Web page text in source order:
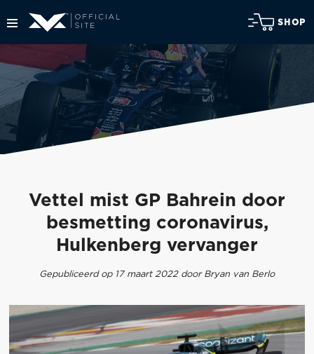
SHOP
Vettel mist GP Bahrein door
besmetting coronavirus,
Hulkenberg vervanger
Gepubliceerd op 17 maart 2022 door Bryan van Berlo